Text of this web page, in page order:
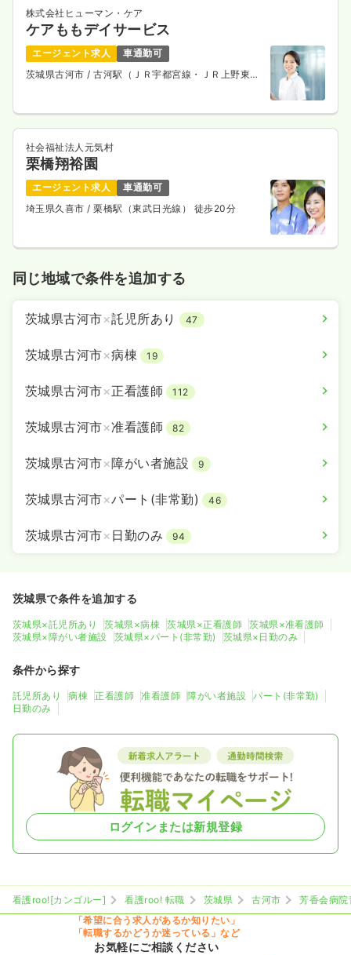
株式会社ヒューマン・ケア
ケアももデイサービス
エージェント求人
車通勤可
茨城県古河市 / 古河駅（ＪＲ宇都宮線・ＪＲ上野東京
社会福祉法人元気村
栗橋翔裕園
エージェント求人
車通勤可
埼玉県久喜市 / 栗橋駅（東武日光線） 徒歩20分
同じ地域で条件を追加する
茨城県古河市×託児所あり 47
茨城県古河市×病棟 19
茨城県古河市×正看護師 112
茨城県古河市×准看護師 82
茨城県古河市×障がい者施設 9
茨城県古河市×パート(非常勤) 46
茨城県古河市× 日勤のみ 94
茨城県で条件を追加する
茨城県×託児所あり 茨城県×病棟 茨城県×正看護師
茨城県×准看護師
茨城県×障がい者施設
茨城県×パート(非常勤) 茨城県×日勤のみ
条件から探す
託児所あり 病棟 正看護師 准看護師 障がい者施設
パート(非常勤)
日勤のみ
ログインまたは新規登録
看護roo![カンゴルー] 看護roo! 転職 茨城県 古河市
芳香会病
「希望に合う求人があるか知りたい」
「転職するかどうか迷っている」など
お気軽にご相談ください